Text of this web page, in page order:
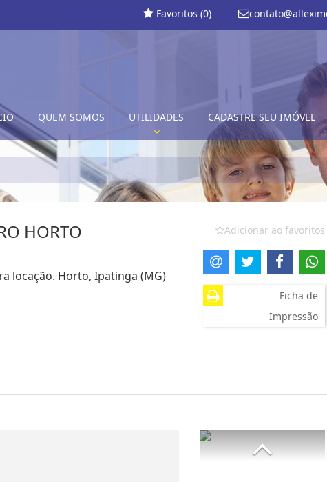
Favoritos (0)
QUEM SOMOS UTILIDADES CADASTRE SEU IMÓVEL
HORTO
locação. Horto, Ipatinga (MG)
Adicionar ao favoritos
Ficha de
Impressão